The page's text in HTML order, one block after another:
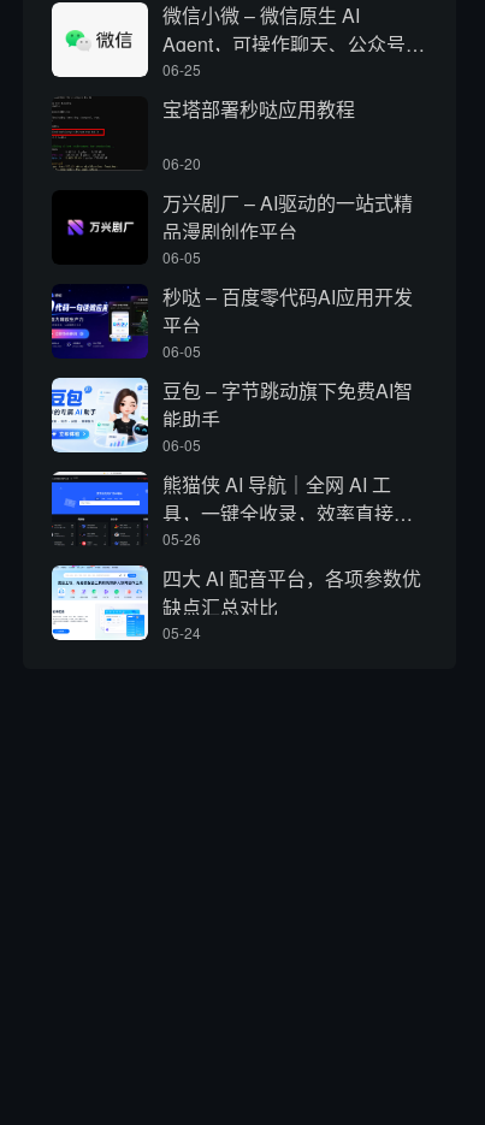
微信小微 – 微信原生 AI
Agent，可操作聊天、公众号、
视频号和小程序
06-25
宝塔部署秒哒应用教程
06-20
万兴剧厂 – AI驱动的一站式精
品漫剧创作平台
06-05
秒哒 – 百度零代码AI应用开发
平台
06-05
豆包 – 字节跳动旗下免费AI智
能助手
06-05
熊猫侠 AI 导航｜全网 AI 工
具，一键全收录，效率直接拉
满
05-26
四大 AI 配音平台，各项参数优
缺点汇总对比
05-24